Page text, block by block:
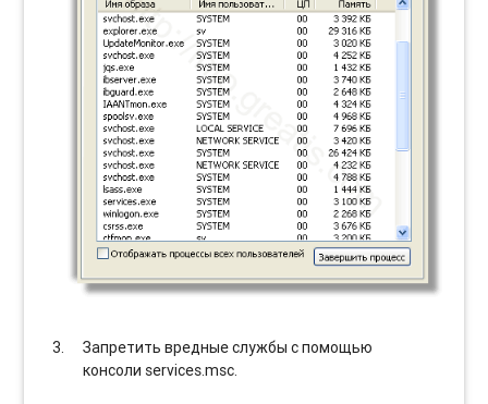
Запретить вредные службы с помощью
консоли services.msc.